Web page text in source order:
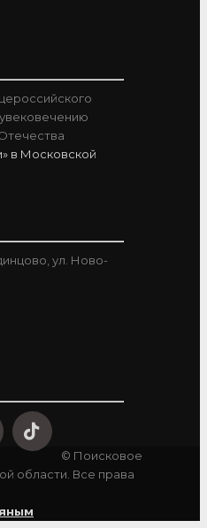
в Московской
ул. Ново-
© Поисковое
области. Все права